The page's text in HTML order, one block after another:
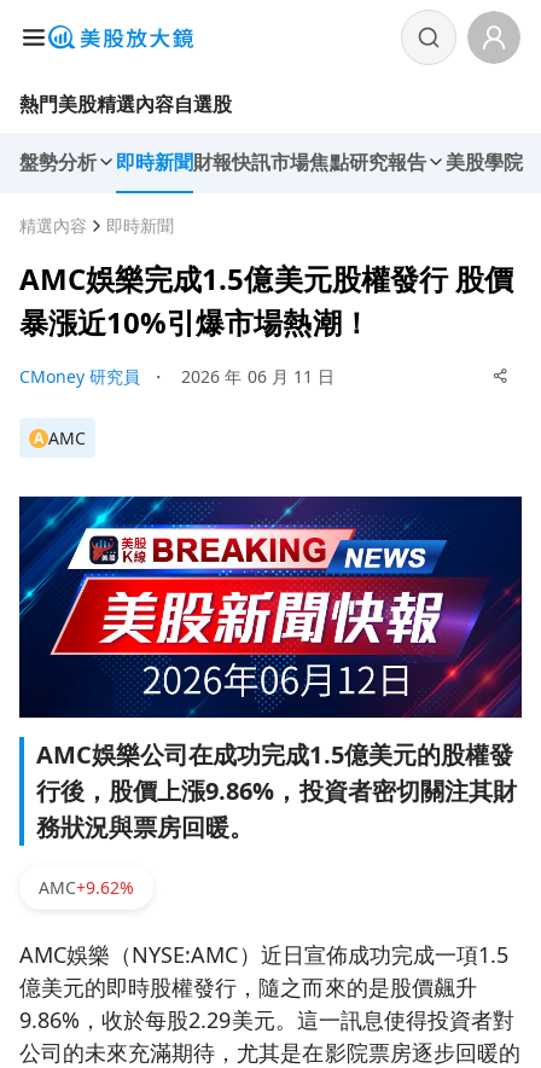
熱門美股精選內容自選股
盤勢分析 即時新聞財報快訊市場焦點研究報告 美股學院
精選內容 即時新聞
AMC娛樂完成1.5億美元股權發行 股價
暴漲近10%引爆市場熱潮！
CMoney 研究員 ・ 2026 年 06 月 11 日
A AMC
AMC娛樂公司在成功完成1.5億美元的股權發
行後，股價上漲9.86%，投資者密切關注其財
務狀況與票房回暖。
AMC+9.62%
AMC娛樂（NYSE:AMC）近日宣佈成功完成一項1.5
億美元的即時股權發行，隨之而來的是股價飆升
9.86%，收於每股2.29美元。這一訊息使得投資者對
公司的未來充滿期待，尤其是在影院票房逐步回暖的